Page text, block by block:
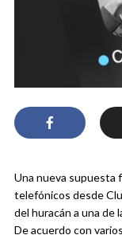
Una nueva supuesta
telefónicos desde
del huracán a una de
De acuerdo con